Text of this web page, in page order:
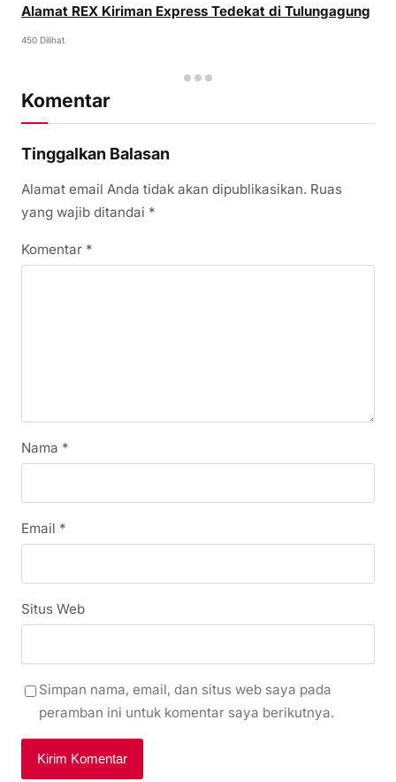
Alamat REX Kiriman Express Tedekat di Tulungagung
450 Dilihat
Komentar
Tinggalkan Balasan
Alamat email Anda tidak akan dipublikasikan. Ruas
yang wajib ditandai *
Komentar *
Nama *
Email *
Situs Web
Simpan nama, email, dan situs web saya pada
peramban ini untuk komentar saya berikutnya.